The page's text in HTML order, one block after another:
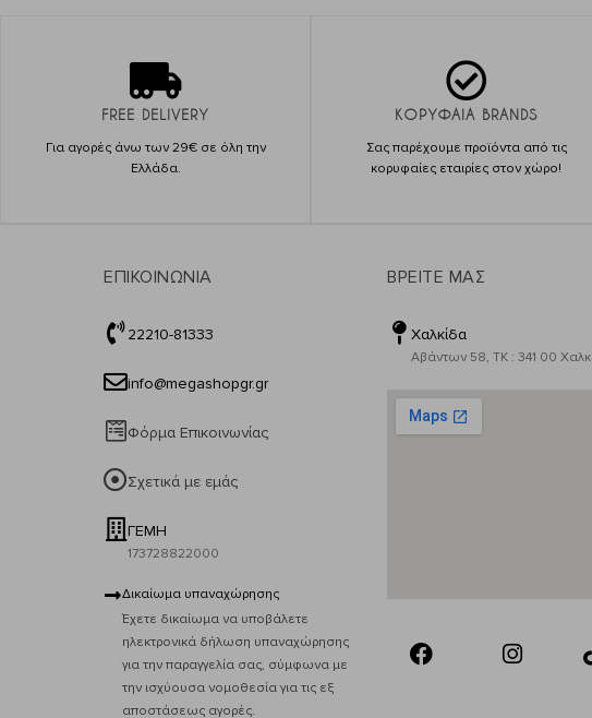
FREE DELIVERY
Για αγορές άνω των 29€ σε όλη την
Ελλάδα.
ΚΟΡΥΦΑΙΑ BRANDS
Σας παρέχουμε προϊόντα από τις
κορυφαίες εταιρίες στον χώρο!
ΕΠΙΚΟΙΝΩΝΙΑ
22210-81333
info@megashopgr.gr
Φόρμα Επικοινωνίας
Σχετικά με εμάς
ΓΕΜΗ
173728822000
Δικαίωμα υπαναχώρησης
Έχετε δικαίωμα να υποβάλετε
ηλεκτρονικά δήλωση υπαναχώρησης
για την παραγγελία σας, σύμφωνα με
την ισχύουσα νομοθεσία για τις εξ
αποστάσεως αγορές.
ΒΡΕΙΤΕ ΜΑΣ
Χαλκίδα
Αβάντων 58, ΤΚ : 341 00